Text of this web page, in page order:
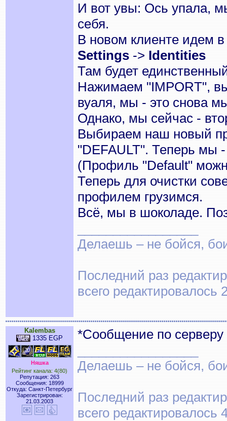
И вот увы: Ось упала,
себя.
В новом клиенте идем
Settings -> Identities
Там будет
Нажимаем "IMPORT",
вуаля, мы - это снова
Однако, мы сейчас -
Выбираем наш новый
"DEFAULT". Теперь мы -
(Профиль "Default"
Теперь для очистки
профилем грузимся.
Всё, мы в шоколаде.
Делаешь – не бойся,
Последний раз
всего редактировалось
Kalembas
1335 EGP
Няшка
Рейтинг канала: 4(80)
Репутация: 263
Сообщения: 18999
Откуда: Санкт-Петербург
Зарегистрирован:
21.03.2003
*Сообщение по серверу
Делаешь – не бойся,
Последний раз
всего редактировалось